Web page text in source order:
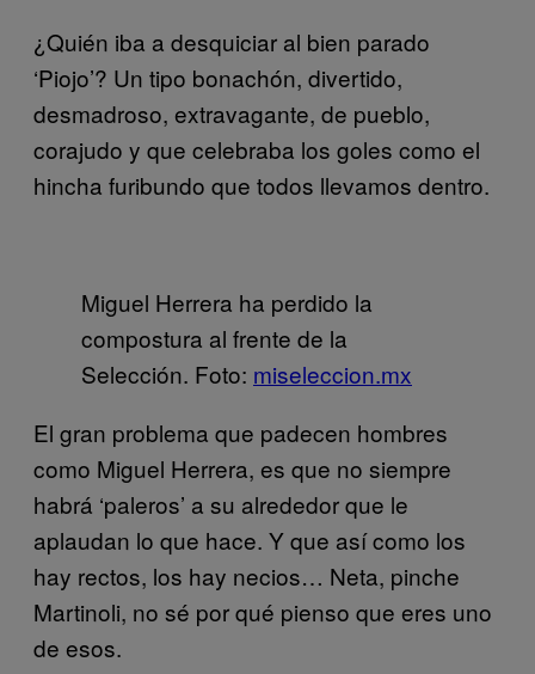
¿Quién iba a desquiciar al bien parado
‘Piojo’? Un tipo bonachón, divertido,
desmadroso, extravagante, de pueblo,
corajudo y que celebraba los goles como el
hincha furibundo que todos llevamos dentro.
Miguel Herrera ha perdido la
compostura al frente de la
Selección. Foto: miseleccion.mx
El gran problema que padecen hombres
como Miguel Herrera, es que no siempre
habrá ‘paleros’ a su alrededor que le
aplaudan lo que hace. Y que así como los
hay rectos, los hay necios… Neta, pinche
Martinoli, no sé por qué pienso que eres uno
de esos.